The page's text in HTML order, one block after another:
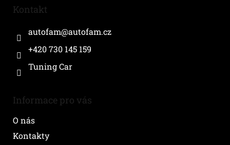
Kontakt
autofam@autofam.cz
+420 730 145 159
Tuning Car
Informace pro vás
O nás
Kontakty